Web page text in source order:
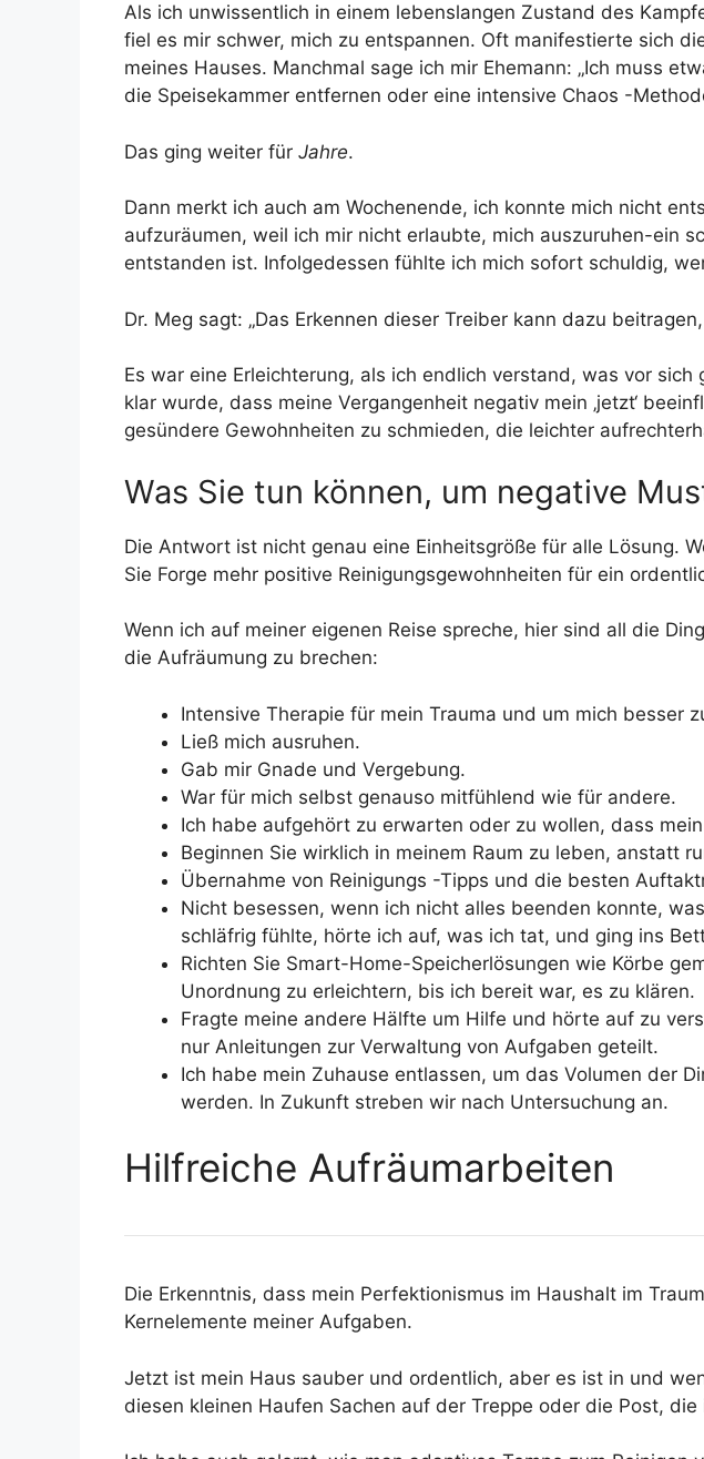
Als ich unwissentlich in einem lebenslangen Zustand des
fiel es mir schwer, mich zu entspannen. Oft manifestierte sich
meines Hauses. Manchmal sage ich mir Ehemann: „Ich muss
die Speisekammer entfernen oder eine intensive Chaos -
Das ging weiter für Jahre.
Dann merkt ich auch am Wochenende, ich konnte mich nicht
aufzuräumen, weil ich mir nicht erlaubte, mich auszuruhen-ein
entstanden ist. Infolgedessen fühlte ich mich sofort schuldig,
Dr. Meg sagt: „Das Erkennen dieser Treiber kann dazu
Es war eine Erleichterung, als ich endlich verstand, was vor
klar wurde, dass meine Vergangenheit negativ mein ‚jetzt‘
gesündere Gewohnheiten zu schmieden, die leichter
Was Sie tun können, um negative
Die Antwort ist nicht genau eine Einheitsgröße für alle Lösung.
Sie Forge mehr positive Reinigungsgewohnheiten für ein
Wenn ich auf meiner eigenen Reise spreche, hier sind all die
die Aufräumung zu brechen:
Intensive Therapie für mein Trauma und um mich besser
Ließ mich ausruhen.
Gab mir Gnade und Vergebung.
War für mich selbst genauso mitfühlend wie für andere.
Ich habe aufgehört zu erwarten oder zu wollen, dass
Beginnen Sie wirklich in meinem Raum zu leben, anstatt
Übernahme von Reinigungs -Tipps und die besten
Nicht besessen, wenn ich nicht alles beenden konnte,
schläfrig fühlte, hörte ich auf, was ich tat, und ging ins
Richten Sie Smart-Home-Speicherlösungen wie Körbe
Unordnung zu erleichtern, bis ich bereit war, es zu klären.
Fragte meine andere Hälfte um Hilfe und hörte auf zu
nur Anleitungen zur Verwaltung von Aufgaben geteilt.
Ich habe mein Zuhause entlassen, um das Volumen der
werden. In Zukunft streben wir nach Untersuchung an.
Hilfreiche Aufräumarbeiten
Die Erkenntnis, dass mein Perfektionismus im Haushalt im
Kernelemente meiner Aufgaben.
Jetzt ist mein Haus sauber und ordentlich, aber es ist in und
diesen kleinen Haufen Sachen auf der Treppe oder die Post,